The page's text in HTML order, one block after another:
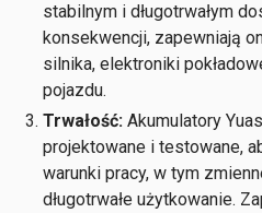
stabilnym i długotrwałym
konsekwencji, zapewniają
silnika, elektroniki
pojazdu.
Trwałość: Akumulatory
projektowane i testowane,
warunki pracy, w tym
długotrwałe użytkowanie.